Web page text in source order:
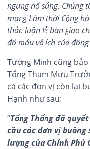
ngưng nổ súng. Chúng
mạng Lâm thời Cộng
thảo luận lễ bàn giao
đổ máu vô ích của đồng
Tướng Minh cũng
Tổng Tham Mưu
cả các đơn vị còn lại
Hạnh như sau:
“Tổng Thống đã
cầu các đơn vị
lượng của Chính Phủ